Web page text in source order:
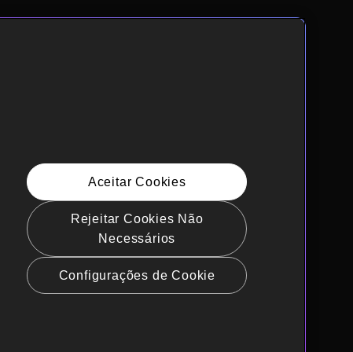
Aceitar Cookies
Rejeitar Cookies Não
Necessários
Configurações de Cookie